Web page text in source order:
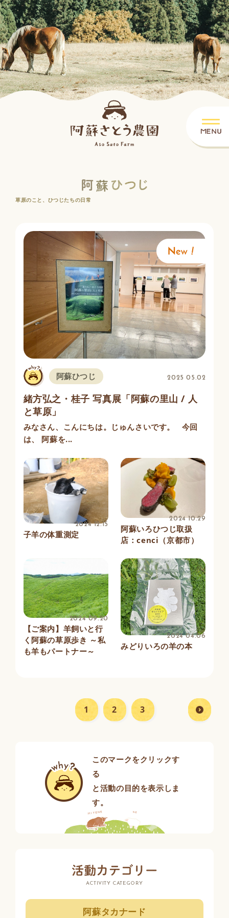
草原のこと、ひつじたちの日常
阿蘇ひつじ 2025 05.02
緒方弘之・桂子 写真展「阿蘇の里山 / 人
と草原」
みなさん、こんにちは。じゅんさいです。 今回
は、 阿蘇を...
2024 12.15
子羊の体重測定
2024 10.29
阿蘇いろひつじ取扱
店：cenci（京都市）
2024 09.20
【ご案内】羊飼いと行
く阿蘇の草原歩き ～私
も羊もパートナー～
2024 04.06
みどりいろの羊の本
1 2 3
の
一
覧
このマークをクリックす
る
と活動の目的を表示しま
す。
ACTIVITY CATEGORY
阿蘇タカナード